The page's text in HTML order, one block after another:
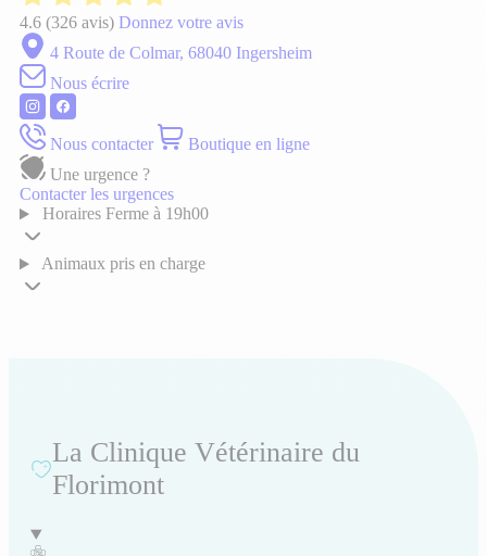
4.6 (326 avis) Donnez votre avis
4 Route de Colmar, 68040 Ingersheim
Nous écrire
Nous contacter
Boutique en ligne
Une urgence ?
Contacter les urgences
Horaires Ferme à 19h00
Animaux pris en charge
La Clinique Vétérinaire du
Florimont